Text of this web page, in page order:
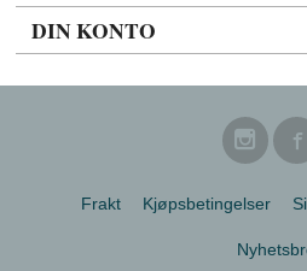
DIN KONTO
Frakt Kjøpsbetingelser